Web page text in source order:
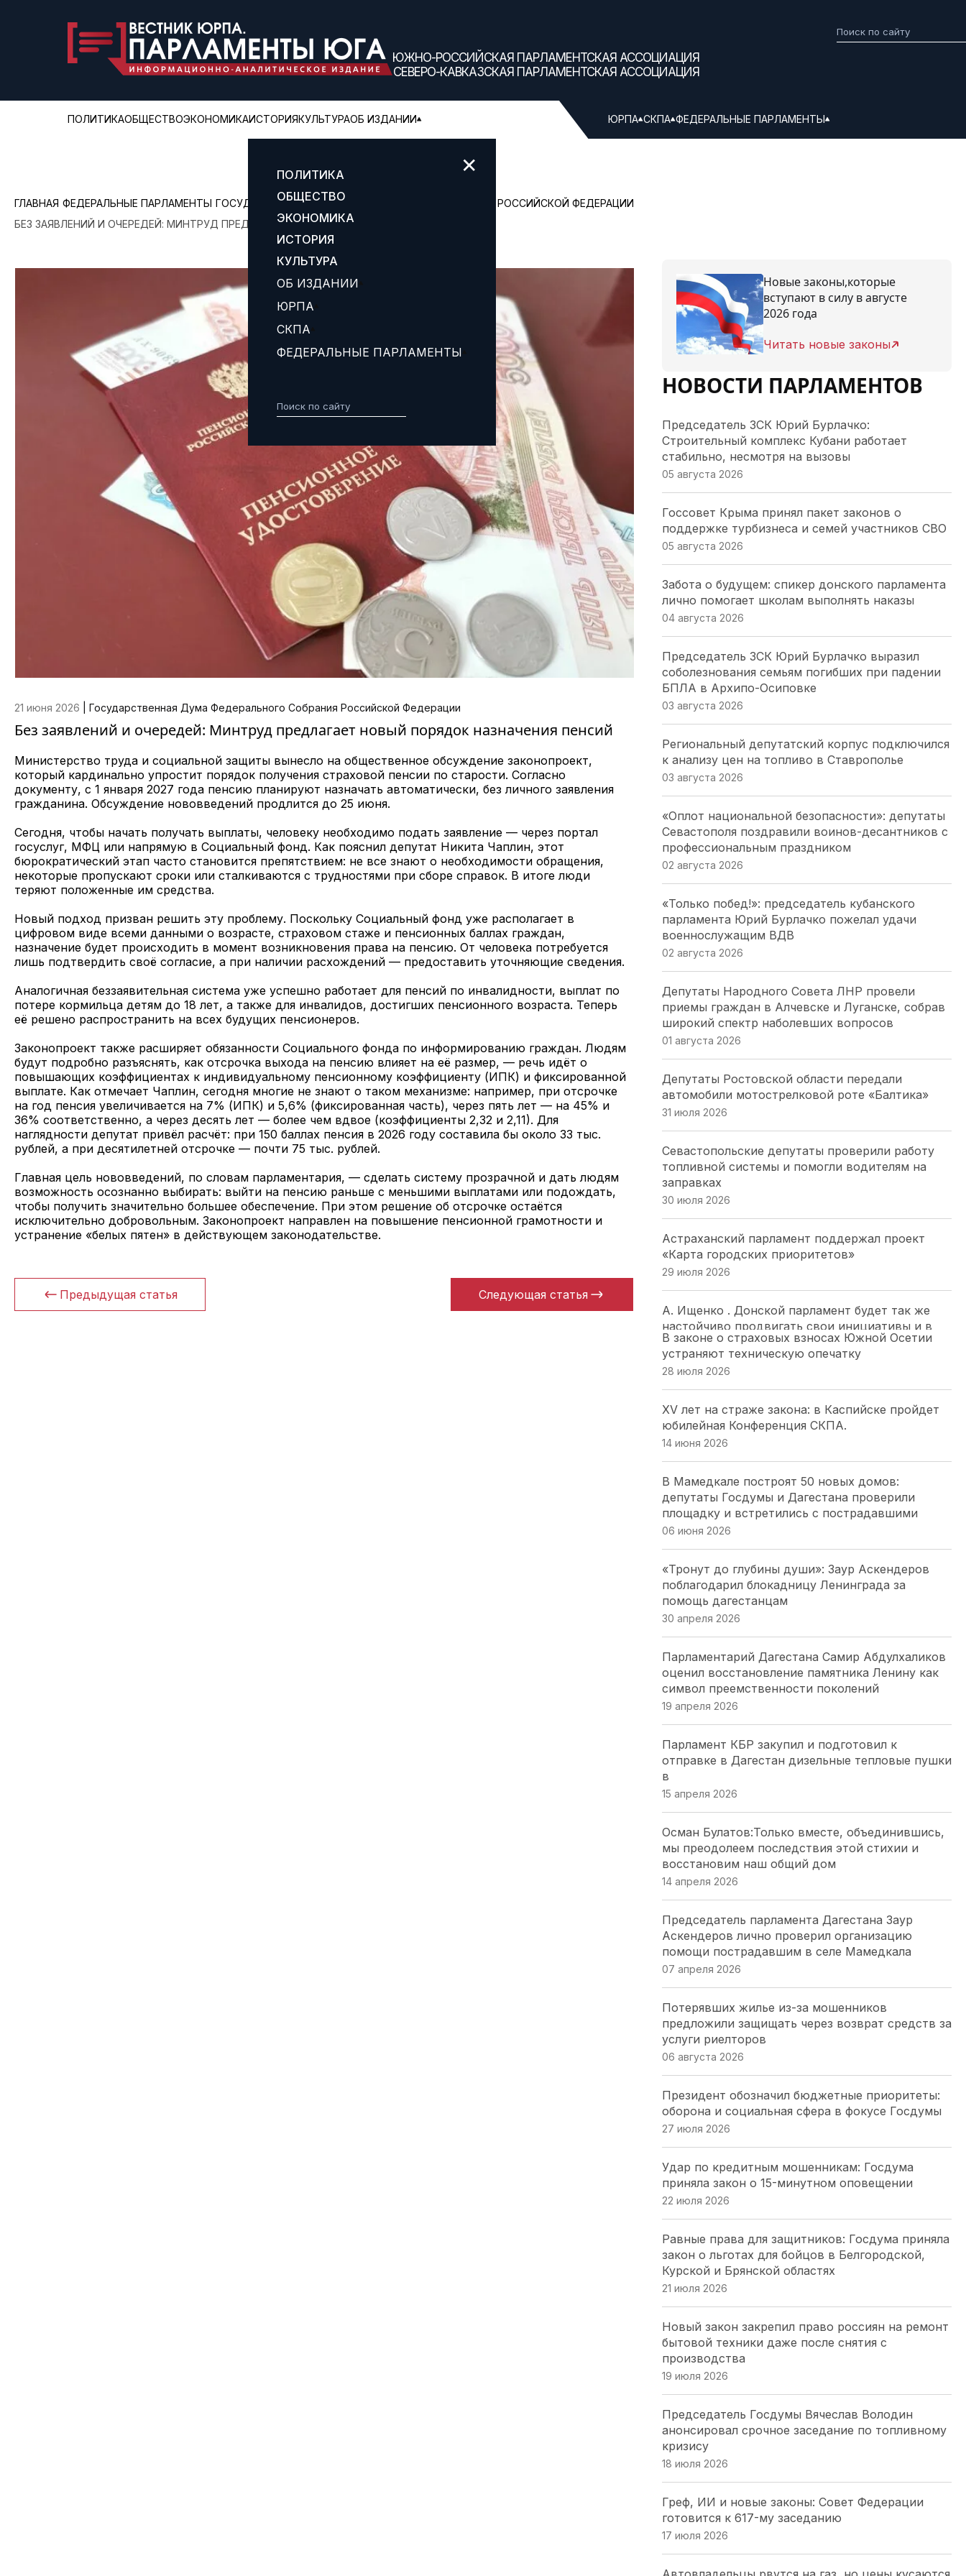
ЮЖНО-РОССИЙСКАЯ ПАРЛАМЕНТСКАЯ АССОЦИАЦИЯ
СЕВЕРО-КАВКАЗСКАЯ ПАРЛАМЕНТСКАЯ АССОЦИАЦИЯ
ПОЛИТИКАОБЩЕСТВОЭКОНОМИКАИСТОРИЯКУЛЬТУРАОБ ИЗДАНИИ ЮРПА СКПА ФЕДЕРАЛЬНЫЕ ПАРЛАМЕНТЫ
✕
ПОЛИТИКА
ОБЩЕСТВО
ЭКОНОМИКА
ИСТОРИЯ
КУЛЬТУРА
ОБ ИЗДАНИИ
ЮРПА
СКПА
ФЕДЕРАЛЬНЫЕ ПАРЛАМЕНТЫ
ГЛАВНАЯ ФЕДЕРАЛЬНЫЕ ПАРЛАМЕНТЫ ГОСУДАРСТВЕННАЯ ДУМА ФЕДЕРАЛЬНОГО СОБРАНИЯ РОССИЙСКОЙ ФЕДЕРАЦИИ
БЕЗ ЗАЯВЛЕНИЙ И ОЧЕРЕДЕЙ: МИНТРУД ПРЕДЛАГАЕТ НОВЫЙ ПОРЯДОК НАЗНАЧЕНИЯ ПЕНСИЙ
21 июня 2026 Государственная Дума Федерального Собрания Российской Федерации
Без заявлений и очередей: Минтруд предлагает новый порядок назначения пенсий
Министерство труда и социальной защиты вынесло на общественное обсуждение законопроект,
который кардинально упростит порядок получения страховой пенсии по старости. Согласно
документу, с 1 января 2027 года пенсию планируют назначать автоматически, без личного заявления
гражданина. Обсуждение нововведений продлится до 25 июня.
Сегодня, чтобы начать получать выплаты, человеку необходимо подать заявление — через портал
госуслуг, МФЦ или напрямую в Социальный фонд. Как пояснил депутат Никита Чаплин, этот
бюрократический этап часто становится препятствием: не все знают о необходимости обращения,
некоторые пропускают сроки или сталкиваются с трудностями при сборе справок. В итоге люди
теряют положенные им средства.
Новый подход призван решить эту проблему. Поскольку Социальный фонд уже располагает в
цифровом виде всеми данными о возрасте, страховом стаже и пенсионных баллах граждан,
назначение будет происходить в момент возникновения права на пенсию. От человека потребуется
лишь подтвердить своё согласие, а при наличии расхождений — предоставить уточняющие сведения.
Аналогичная беззаявительная система уже успешно работает для пенсий по инвалидности, выплат по
потере кормильца детям до 18 лет, а также для инвалидов, достигших пенсионного возраста. Теперь
её решено распространить на всех будущих пенсионеров.
Законопроект также расширяет обязанности Социального фонда по информированию граждан. Людям
будут подробно разъяснять, как отсрочка выхода на пенсию влияет на её размер, — речь идёт о
повышающих коэффициентах к индивидуальному пенсионному коэффициенту (ИПК) и фиксированной
выплате. Как отмечает Чаплин, сегодня многие не знают о таком механизме: например, при отсрочке
на год пенсия увеличивается на 7% (ИПК) и 5,6% (фиксированная часть), через пять лет — на 45% и
36% соответственно, а через десять лет — более чем вдвое (коэффициенты 2,32 и 2,11). Для
наглядности депутат привёл расчёт: при 150 баллах пенсия в 2026 году составила бы около 33 тыс.
рублей, а при десятилетней отсрочке — почти 75 тыс. рублей.
Главная цель нововведений, по словам парламентария, — сделать систему прозрачной и дать людям
возможность осознанно выбирать: выйти на пенсию раньше с меньшими выплатами или подождать,
чтобы получить значительно большее обеспечение. При этом решение об отсрочке остаётся
исключительно добровольным. Законопроект направлен на повышение пенсионной грамотности и
устранение «белых пятен» в действующем законодательстве.
Предыдущая статья Следующая статья
Новые законы,которые
вступают в силу в августе
2026 года
Читать новые законы
НОВОСТИ ПАРЛАМЕНТОВ
Председатель ЗСК Юрий Бурлачко:
Строительный комплекс Кубани работает
стабильно, несмотря на вызовы
05 августа 2026
Госсовет Крыма принял пакет законов о
поддержке турбизнеса и семей участников СВО
05 августа 2026
Забота о будущем: спикер донского парламента
лично помогает школам выполнять наказы
04 августа 2026
Председатель ЗСК Юрий Бурлачко выразил
соболезнования семьям погибших при падении
БПЛА в Архипо-Осиповке
03 августа 2026
Региональный депутатский корпус подключился
к анализу цен на топливо в Ставрополье
03 августа 2026
«Оплот национальной безопасности»: депутаты
Севастополя поздравили воинов-десантников с
профессиональным праздником
02 августа 2026
«Только побед!»: председатель кубанского
парламента Юрий Бурлачко пожелал удачи
военнослужащим ВДВ
02 августа 2026
Депутаты Народного Совета ЛНР провели
приемы граждан в Алчевске и Луганске, собрав
широкий спектр наболевших вопросов
01 августа 2026
Депутаты Ростовской области передали
автомобили мотострелковой роте «Балтика»
31 июля 2026
Севастопольские депутаты проверили работу
топливной системы и помогли водителям на
заправках
30 июля 2026
Астраханский парламент поддержал проект
«Карта городских приоритетов»
29 июля 2026
А. Ищенко . Донской парламент будет так же
настойчиво продвигать свои инициативы и в
следующем созыве ГД РФ
28 июля 2026
200 курсантов ДГТУ приняли присягу в Майкопе
28 июля 2026
Херсоны. Томилина обратилась к морякам-
черноморцам в День ВМФ
26 июля 2026
оценили масштабный проект «Щит Отечества»,
охватывающий 9 тысяч школьников
25 июля 2026
привлечении бизнеса
24 июля 2026
24 июля 2026
Профильный комитет донского парламента
23 июля 2026
Волгоградская Дума упростила получение земли
Народные избранники Севастополя оценили
вклад «Боевого Братства» в патриотическое
Парламентарии Кубани выбрали 20
общественников для работы в новом составе
Парламентарии Кубани перераспределяют
16 июля 2026
16 июля 2026
ЗСК принял закон об УСН для IT: Юрий Бурлачко
Краевые депутаты просят Правительство
сохранить детский отдых на Кубани
Губернаторская инициатива принята: кубанские
наставники спортсменов получат зарплату без
НДФЛ
Кубанский парламент одобрил льготы для
инвесторов: 3 млрд рублей и гостиница не ниже
В законе о страховых взносах Южной Осетии
устраняют техническую опечатку
28 июля 2026
XV лет на страже закона: в Каспийске пройдет
юбилейная Конференция СКПА.
14 июня 2026
В Мамедкале построят 50 новых домов:
депутаты Госдумы и Дагестана проверили
площадку и встретились с пострадавшими
06 июня 2026
«Тронут до глубины души»: Заур Аскендеров
поблагодарил блокадницу Ленинграда за
помощь дагестанцам
30 апреля 2026
Парламентарий Дагестана Самир Абдулхаликов
оценил восстановление памятника Ленину как
символ преемственности поколений
19 апреля 2026
Парламент КБР закупил и подготовил к
отправке в Дагестан дизельные тепловые пушки
в
15 апреля 2026
Осман Булатов:Только вместе, объединившись,
мы преодолеем последствия этой стихии и
восстановим наш общий дом
14 апреля 2026
Председатель парламента Дагестана Заур
Аскендеров лично проверил организацию
помощи пострадавшим в селе Мамедкала
07 апреля 2026
Потерявших жилье из-за мошенников
предложили защищать через возврат средств за
услуги риелторов
06 августа 2026
Президент обозначил бюджетные приоритеты:
оборона и социальная сфера в фокусе Госдумы
27 июля 2026
Удар по кредитным мошенникам: Госдума
приняла закон о 15-минутном оповещении
22 июля 2026
Равные права для защитников: Госдума приняла
закон о льготах для бойцов в Белгородской,
Курской и Брянской областях
21 июля 2026
Новый закон закрепил право россиян на ремонт
бытовой техники даже после снятия с
производства
19 июля 2026
Председатель Госдумы Вячеслав Володин
анонсировал срочное заседание по топливному
кризису
18 июля 2026
Греф, ИИ и новые законы: Совет Федерации
готовится к 617-му заседанию
17 июля 2026